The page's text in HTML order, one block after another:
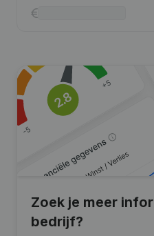
Zoek je meer
bedrijf?